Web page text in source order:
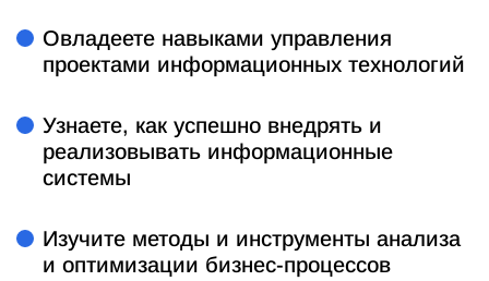
Овладеете навыками управления
проектами информационных технологий
Узнаете, как успешно внедрять и
реализовывать информационные
системы
Изучите методы и инструменты анализа
и оптимизации бизнес-процессов